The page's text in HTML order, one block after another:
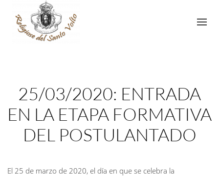
25/03/2020: ENTRADA
EN LA ETAPA FORMATIVA
DEL POSTULANTADO
El 25 de marzo de 2020, el día en que se celebra la